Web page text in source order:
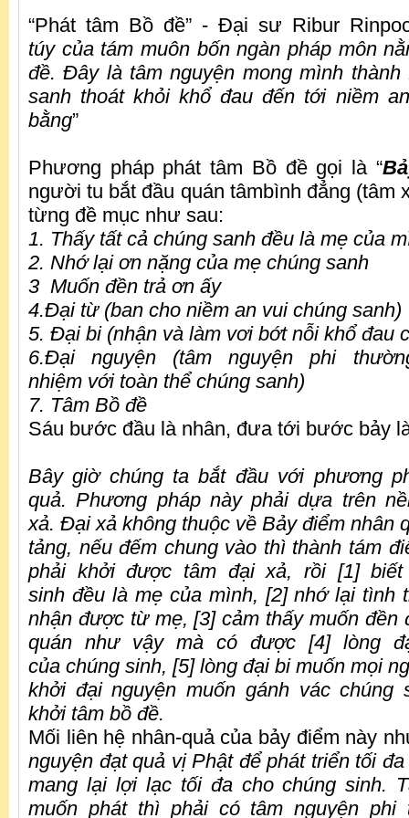
“Phát tâm Bồ đề” - Đại sư Ribur
túy của tám muôn bốn ngàn pháp môn
đề. Đây là tâm nguyện mong mình thành
sanh thoát khỏi khổ đau đến tới niềm
bằng”
Phương pháp phát tâm Bồ đề gọi là “
người tu bắt đầu quán tâmbình đẳng (tâm
từng đề mục như sau:
1. Thấy tất cả chúng sanh đều là mẹ của
2. Nhớ lại ơn nặng của mẹ chúng sanh
3 Muốn đền trả ơn ấy
4.Đại từ (ban cho niềm an vui chúng sanh)
5. Đại bi (nhận và làm vơi bớt nỗi khổ đau
6.Đại nguyện (tâm nguyện phi
nhiệm với toàn thể chúng sanh)
7. Tâm Bồ đề
Sáu bước đầu là nhân, đưa tới bước bảy
Bây giờ chúng ta bắt đầu với phương
quả. Phương pháp này phải dựa trên
xả. Đại xả không thuộc về Bảy điểm nhân
tảng, nếu đếm chung vào thì thành tám
phải khởi được tâm đại xả, rồi [1]
sinh đều là mẹ của mình, [2] nhớ lại tình
nhận được từ mẹ, [3] cảm thấy muốn đền
quán như vậy mà có được [4] lòng
của chúng sinh, [5] lòng đại bi muốn mọi
khởi đại nguyện muốn gánh vác chúng
khởi tâm bồ đề.
Mối liên hệ nhân-quả của bảy điểm này
nguyện đạt quả vị Phật để phát triển tối
mang lại lợi lạc tối đa cho chúng sinh.
muốn phát thì phải có tâm nguyện phi